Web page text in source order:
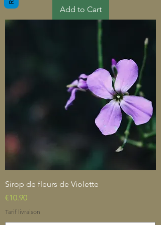
Add to Cart
Sirop de fleurs de Violette
Price
€10.90
Tarif livraison